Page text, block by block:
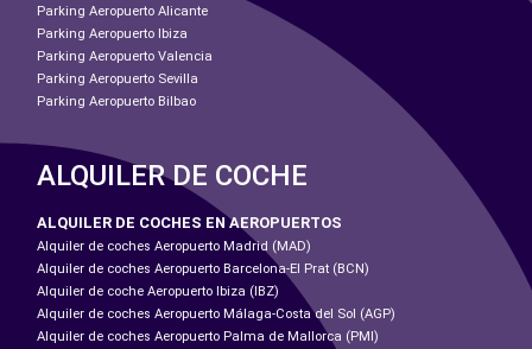
Parking Aeropuerto Alicante
Parking Aeropuerto Ibiza
Parking Aeropuerto Valencia
Parking Aeropuerto Sevilla
Parking Aeropuerto Bilbao
ALQUILER DE COCHE
ALQUILER DE COCHES EN AEROPUERTOS
Alquiler de coches Aeropuerto Madrid (MAD)
Alquiler de coches Aeropuerto Barcelona-El Prat (BCN)
Alquiler de coche Aeropuerto Ibiza (IBZ)
Alquiler de coches Aeropuerto Málaga-Costa del Sol (AGP)
Alquiler de coches Aeropuerto Palma de Mallorca (PMI)